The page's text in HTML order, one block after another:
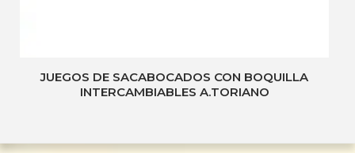
JUEGOS DE SACABOCADOS CON BOQUILLA
INTERCAMBIABLES A.TORIANO